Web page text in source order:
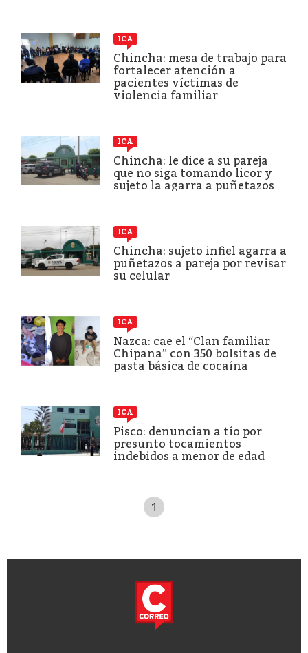
ICA
Chincha: mesa de trabajo para
fortalecer atención a
pacientes víctimas de
violencia familiar
ICA
Chincha: le dice a su pareja
que no siga tomando licor y
sujeto la agarra a puñetazos
ICA
Chincha: sujeto infiel agarra a
puñetazos a pareja por revisar
su celular
ICA
Nazca: cae el “Clan familiar
Chipana” con 350 bolsitas de
pasta básica de cocaína
ICA
Pisco: denuncian a tío por
presunto tocamientos
indebidos a menor de edad
1